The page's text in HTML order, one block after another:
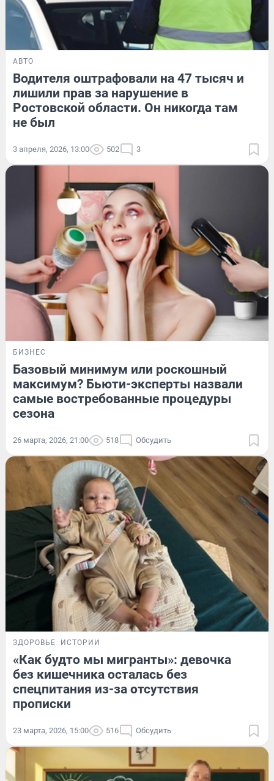
АВТО
Водителя оштрафовали на 47 тысяч и
лишили прав за нарушение в
Ростовской области. Он никогда там
не был
3 апреля, 2026, 13:00 502 3
БИЗНЕС
Базовый минимум или роскошный
максимум? Бьюти-эксперты назвали
самые востребованные процедуры
сезона
26 марта, 2026, 21:00 518 Обсудить
ЗДОРОВЬЕ ИСТОРИИ
«Как будто мы мигранты»: девочка
без кишечника осталась без
спецпитания из-за отсутствия
прописки
23 марта, 2026, 15:00 516 Обсудить